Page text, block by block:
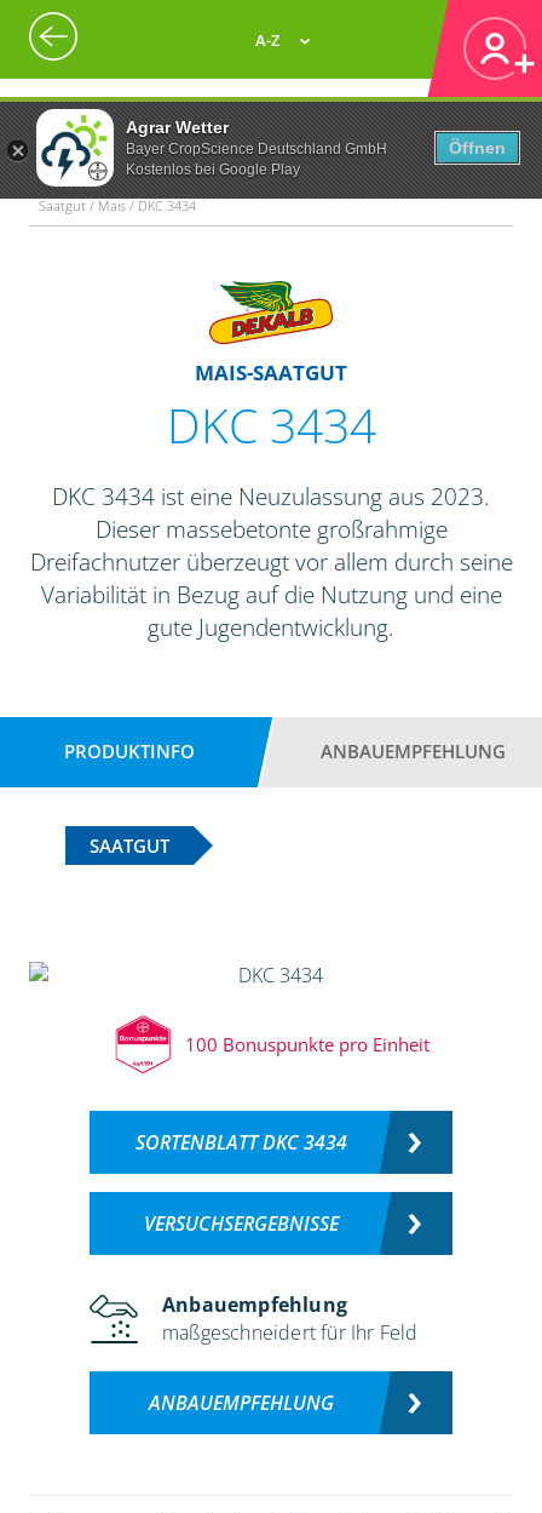
Agrar Wetter
Bayer CropScience Deutschland GmbH
Kostenlos bei Google Play
Öffnen
A-Z
Saatgut / Mais / DKC 3434
MAIS-SAATGUT
DKC 3434
DKC 3434 ist eine Neuzulassung aus 2023.
Dieser massebetonte großrahmige
Dreifachnutzer überzeugt vor allem durch seine
Variabilität in Bezug auf die Nutzung und eine
gute Jugendentwicklung.
PRODUKTINFO ANBAUEMPFEHLUNG
SAATGUT
100 Bonuspunkte pro Einheit
SORTENBLATT DKC 3434
VERSUCHSERGEBNISSE
Anbauempfehlung
maßgeschneidert für Ihr Feld
ANBAUEMPFEHLUNG